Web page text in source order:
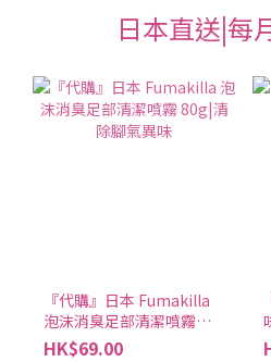
日本直送|每
『代購』日本 Fumakilla
泡沫消臭足部清潔噴霧
80g|清除腳氣異味
HK$69.00